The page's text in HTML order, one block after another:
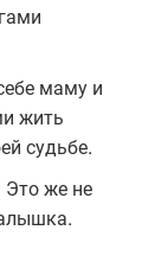
маму и
жить
судьбе.
Это же не